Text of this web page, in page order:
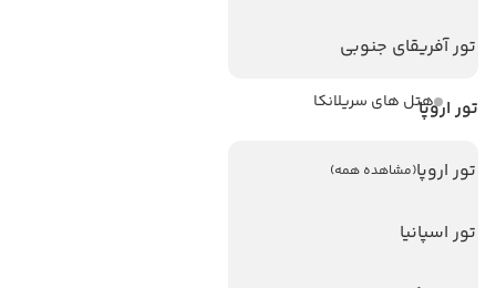
تور آفریقای جنوبی
تور اروپا
تور اروپا(مشاهده همه)
تور اسپانیا
هتل های اندونزی
هتل های سریلانکا
تورهای پربازدید
تور آنتالیا